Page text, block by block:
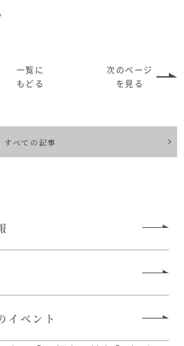
一覧に
もどる
次のページ
を見る
すべての記事
イベント